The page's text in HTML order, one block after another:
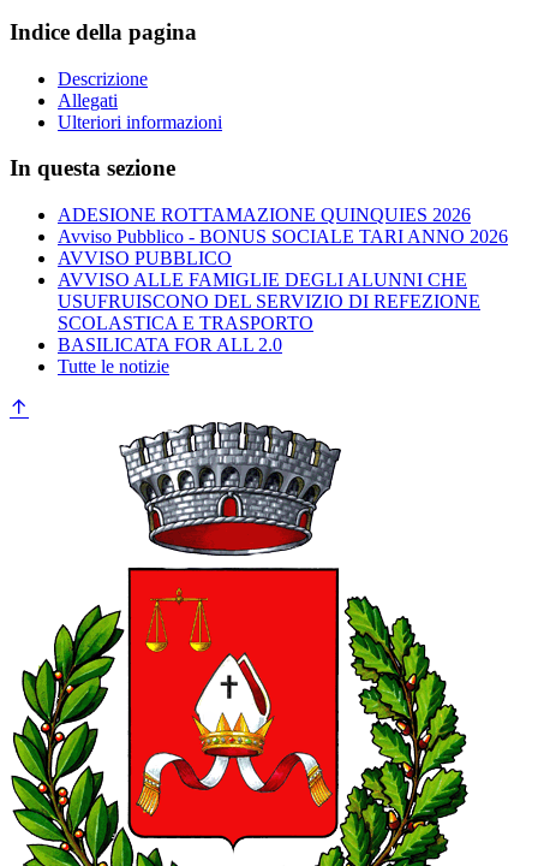
Indice della pagina
Descrizione
Allegati
Ulteriori informazioni
In questa sezione
ADESIONE ROTTAMAZIONE QUINQUIES 2026
Avviso Pubblico - BONUS SOCIALE TARI ANNO 2026
AVVISO PUBBLICO
AVVISO ALLE FAMIGLIE DEGLI ALUNNI CHE
USUFRUISCONO DEL SERVIZIO DI REFEZIONE
SCOLASTICA E TRASPORTO
BASILICATA FOR ALL 2.0
Tutte le notizie